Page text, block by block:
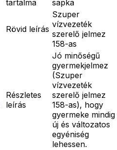
tartalma
sapka
Rövid leírás
Szuper
vízvezeték
szerelő jelmez
158-as
Részletes
leírás
Jó minőségű
gyermekjelmez
(Szuper
vízvezeték
szerelő jelmez
158-as), hogy
gyermeke mindig
új és változatos
egyéniség
lehessen.